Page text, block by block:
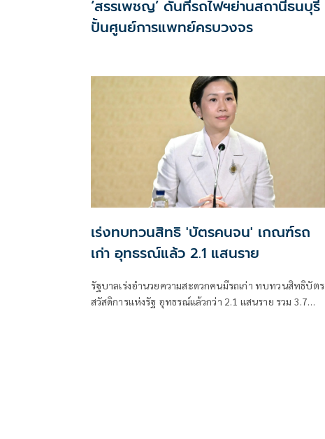
‘สรรเพชญ’ ดันที่รถไฟฯย่านสถานีธนบุรี
ปั้นศูนย์การแพทย์ครบวงจร
เร่งทบทวนสิทธิ 'บัตรคนจน' เกณฑ์รถ
เก่า อุทธรณ์แล้ว 2.1 แสนราย
รัฐบาลเร่งอำนวยความสะดวกคนมีรถเก่า ทบทวนสิทธิบัตร
สวัสดิการแห่งรัฐ อุทธรณ์แล้วกว่า 2.1 แสนราย รวม 3.7